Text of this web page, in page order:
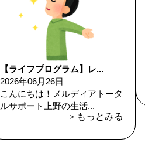
【ライフプログラム】レ...
2026年06月26日
こんにちは！メルディアトータ
ルサポート上野の生活...
＞もっとみる